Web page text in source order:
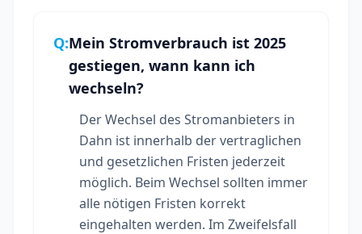
Q:Mein Stromverbrauch ist 2025
gestiegen, wann kann ich
wechseln?
Der Wechsel des Stromanbieters in
Dahn ist innerhalb der vertraglichen
und gesetzlichen Fristen jederzeit
möglich. Beim Wechsel sollten immer
alle nötigen Fristen korrekt
eingehalten werden. Im Zweifelsfall